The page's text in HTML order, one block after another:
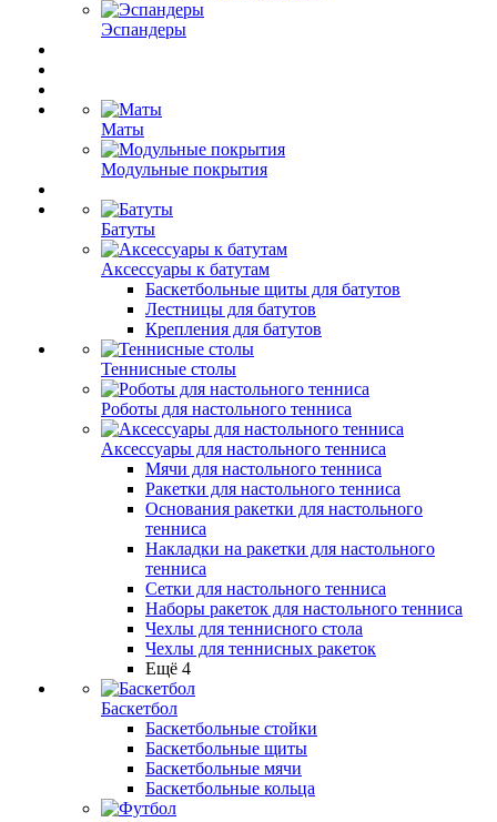
Эспандеры
Маты
Модульные покрытия
Батуты
Аксессуары к батутам
Баскетбольные щиты для батутов
Лестницы для батутов
Крепления для батутов
Теннисные столы
Роботы для настольного тенниса
Аксессуары для настольного тенниса
Мячи для настольного тенниса
Ракетки для настольного тенниса
Основания ракетки для настольного
тенниса
Накладки на ракетки для настольного
тенниса
Сетки для настольного тенниса
Наборы ракеток для настольного тенниса
Чехлы для теннисного стола
Чехлы для теннисных ракеток
Ещё 4
Баскетбол
Баскетбольные стойки
Баскетбольные щиты
Баскетбольные мячи
Баскетбольные кольца